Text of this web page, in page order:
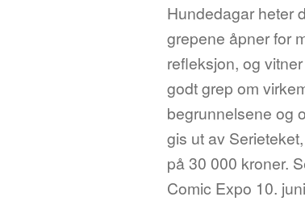
Hundedagar heter
grepene åpner for
refleksjon, og
godt grep om
begrunnelsene og
gis ut av
på 30 000 kroner.
Comic Expo 10.